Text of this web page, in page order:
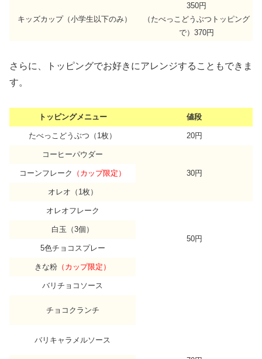
キッズカップ（小学生以下のみ）
350円
（たべっこどうぶつトッピング
で）370円
さらに、トッピングでお好きにアレンジすることもできま
す。
トッピングメニュー 値段
たべっこどうぶつ（1枚） 20円
コーヒーパウダー
30円
コーンフレーク （カップ限定）
オレオ（1枚）
オレオフレーク
50円
白玉（3個）
5色チョコスプレー
きな粉 （カップ限定）
バリチョコソース
チョコクランチ
バリキャラメルソース